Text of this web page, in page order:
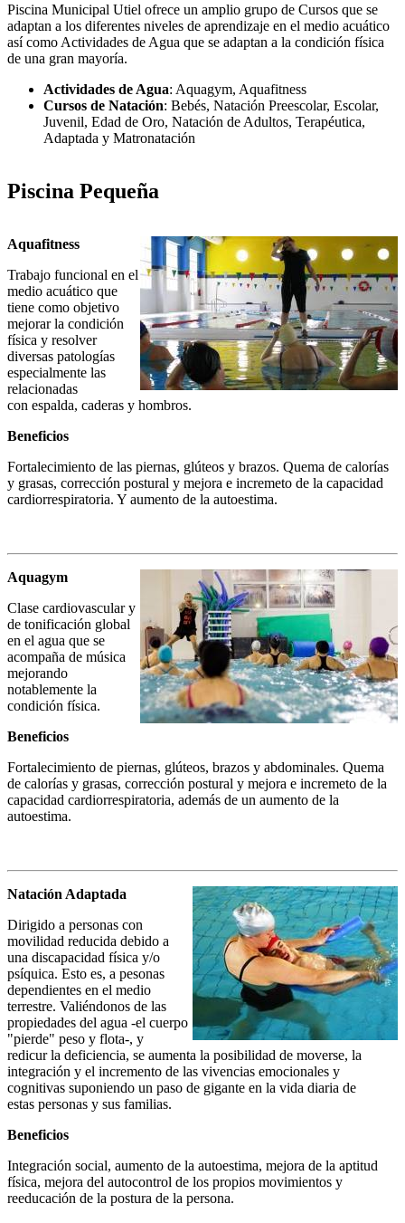
Piscina Municipal Utiel ofrece un amplio grupo de Cursos que se
adaptan a los diferentes niveles de aprendizaje en el medio acuático
así como Actividades de Agua que se adaptan a la condición física
de una gran mayoría.
Actividades de Agua: Aquagym, Aquafitness
Cursos de Natación: Bebés, Natación Preescolar, Escolar,
Juvenil, Edad de Oro, Natación de Adultos, Terapéutica,
Adaptada y Matronatación
Piscina Pequeña
Aquafitness
Trabajo funcional en el
medio acuático que
tiene como objetivo
mejorar la condición
física y resolver
diversas patologías
especialmente las
relacionadas
con espalda, caderas y hombros.
Beneficios
Fortalecimiento de las piernas, glúteos y brazos. Quema de calorías
y grasas, corrección postural y mejora e incremeto de la capacidad
cardiorrespiratoria. Y aumento de la autoestima.
Aquagym
Clase cardiovascular y
de tonificación global
en el agua que se
acompaña de música
mejorando
notablemente la
condición física.
Beneficios
Fortalecimiento de piernas, glúteos, brazos y abdominales. Quema
de calorías y grasas, corrección postural y mejora e incremeto de la
capacidad cardiorrespiratoria, además de un aumento de la
autoestima.
Natación Adaptada
Dirigido a personas con
movilidad reducida debido a
una discapacidad física y/o
psíquica. Esto es, a pesonas
dependientes en el medio
terrestre. Valiéndonos de las
propiedades del agua -el cuerpo
"pierde" peso y flota-, y
redicur la deficiencia, se aumenta la posibilidad de moverse, la
integración y el incremento de las vivencias emocionales y
cognitivas suponiendo un paso de gigante en la vida diaria de
estas personas y sus familias.
Beneficios
Integración social, aumento de la autoestima, mejora de la aptitud
física, mejora del autocontrol de los propios movimientos y
reeducación de la postura de la persona.